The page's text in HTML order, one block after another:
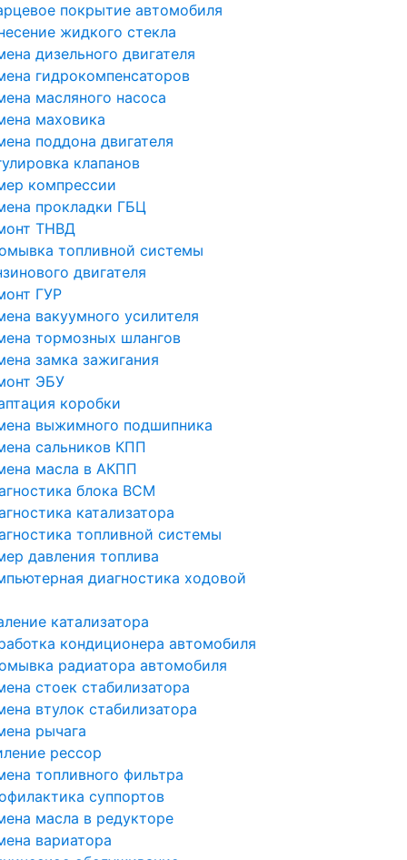
покрытие автомобиля
жидкого стекла
дизельного двигателя
гидрокомпенсаторов
масляного насоса
маховика
поддона двигателя
клапанов
компрессии
прокладки ГБЦ
ТНВД
топливной системы
двигателя
ГУР
вакуумного усилителя
тормозных шлангов
замка зажигания
ЭБУ
коробки
выжимного подшипника
сальников КПП
масла в АКПП
блока BCM
катализатора
топливной системы
давления топлива
диагностика ходовой
катализатора
кондиционера автомобиля
радиатора автомобиля
стоек стабилизатора
втулок стабилизатора
рычага
рессор
топливного фильтра
суппортов
масла в редукторе
вариатора